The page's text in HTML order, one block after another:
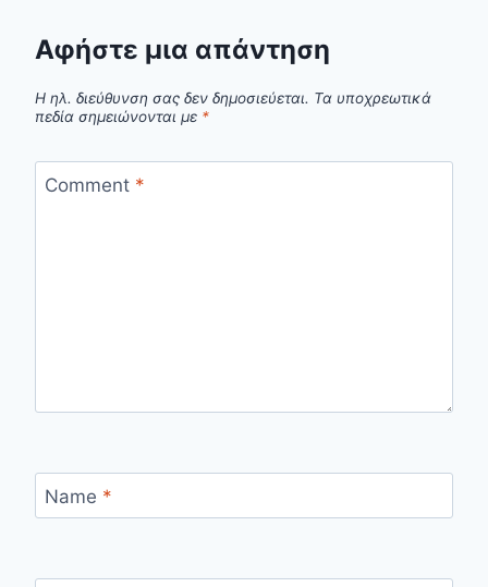
Αφήστε μια απάντηση
Η ηλ. διεύθυνση σας δεν δημοσιεύεται. Τα υποχρεωτικά
πεδία σημειώνονται με *
Comment *
Name *